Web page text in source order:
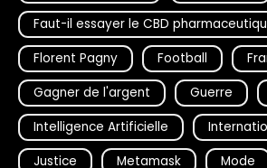
Faut-il essayer le CBD
Florent Pagny
Football
Gagner de l'argent
Guerre
Intelligence Artificielle
Justice
Metamask Mode